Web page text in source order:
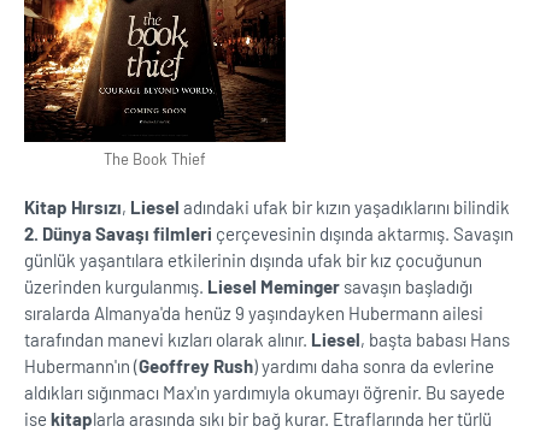
The Book Thief
Kitap Hırsızı, Liesel adındaki ufak bir kızın yaşadıklarını bilindik
2. Dünya Savaşı filmleri çerçevesinin dışında aktarmış. Savaşın
günlük yaşantılara etkilerinin dışında ufak bir kız çocuğunun
üzerinden kurgulanmış. Liesel Meminger savaşın başladığı
sıralarda Almanya'da henüz 9 yaşındayken Hubermann ailesi
tarafından manevi kızları olarak alınır. Liesel, başta babası Hans
Hubermann'ın (Geoffrey Rush) yardımı daha sonra da evlerine
aldıkları sığınmacı Max'ın yardımıyla okumayı öğrenir. Bu sayede
ise kitaplarla arasında sıkı bir bağ kurar. Etraflarında her türlü